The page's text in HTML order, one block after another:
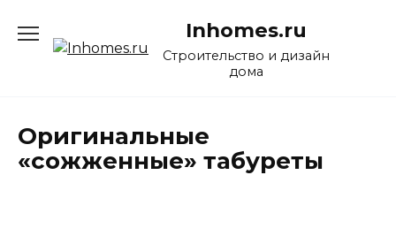
содержанию
Inhomes.ru
Строительство и дизайн
дома
Оригинальные
«сожженные» табуреты